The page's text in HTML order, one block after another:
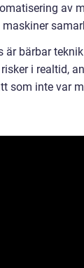
av
bärbar
i realtid,
som inte var